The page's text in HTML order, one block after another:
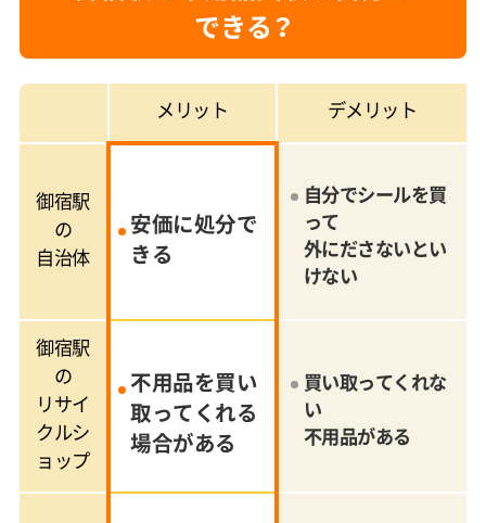
できる？
メリット デメリット
御宿駅
の
自治体
安価に処分で
きる
自分でシールを買
って
外にださないとい
けない
御宿駅
の
リサイ
クルシ
ョップ
不用品を買い
取ってくれる
場合がある
買い取ってくれな
い
不用品がある